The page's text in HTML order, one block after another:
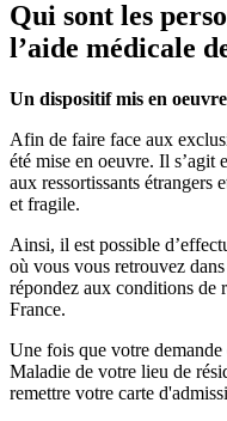
Qui sont les
l’aide médicale
Un dispositif mis en
Afin de faire face aux
été mise en oeuvre. Il s’agit
aux ressortissants étrangers
et fragile.
Ainsi, il est possible
où vous vous retrouvez
répondez aux conditions de
France.
Une fois que votre demande
Maladie de votre lieu de
remettre votre carte